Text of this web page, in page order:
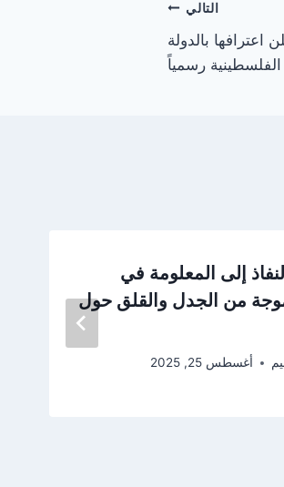
التالي
اعترافها بالدولة
الفلسطينية رسمياً
إلى المعلومة في
من الجدل والقلق حول
أغسطس 25, 2025